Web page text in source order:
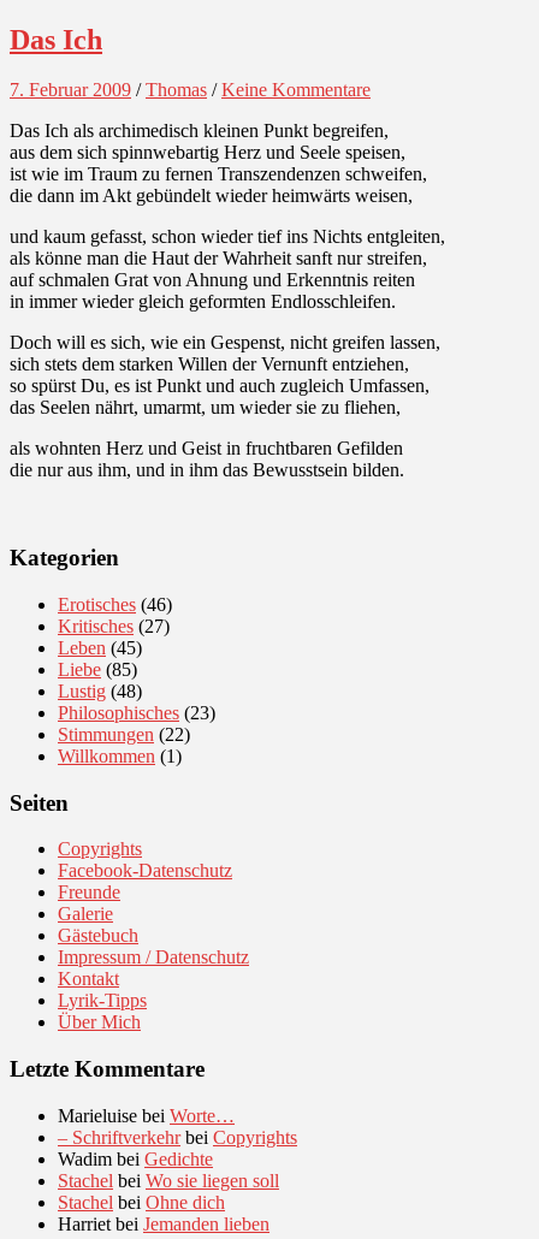
Das Ich
7. Februar 2009 /Thomas /Keine Kommentare
Das Ich als archimedisch kleinen Punkt begreifen,
aus dem sich spinnwebartig Herz und Seele speisen,
ist wie im Traum zu fernen Transzendenzen schweifen,
die dann im Akt gebündelt wieder heimwärts weisen,
und kaum gefasst, schon wieder tief ins Nichts entgleiten,
als könne man die Haut der Wahrheit sanft nur streifen,
auf schmalen Grat von Ahnung und Erkenntnis reiten
in immer wieder gleich geformten Endlosschleifen.
Doch will es sich, wie ein Gespenst, nicht greifen lassen,
sich stets dem starken Willen der Vernunft entziehen,
so spürst Du, es ist Punkt und auch zugleich Umfassen,
das Seelen nährt, umarmt, um wieder sie zu fliehen,
als wohnten Herz und Geist in fruchtbaren Gefilden
die nur aus ihm, und in ihm das Bewusstsein bilden.
Kategorien
Erotisches (46)
Kritisches (27)
Leben (45)
Liebe (85)
Lustig (48)
Philosophisches (23)
Stimmungen (22)
Willkommen (1)
Seiten
Copyrights
Facebook-Datenschutz
Freunde
Galerie
Gästebuch
Impressum / Datenschutz
Kontakt
Lyrik-Tipps
Über Mich
Letzte Kommentare
Marieluise bei Worte…
– Schriftverkehrbei Copyrights
Wadim bei Gedichte
Stachel bei Wo sie liegen soll
Stachel bei Ohne dich
Harriet bei Jemanden lieben